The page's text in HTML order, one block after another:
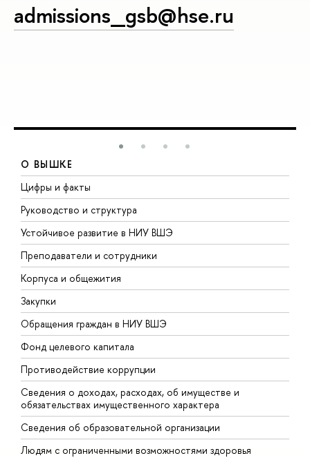
admissions_gsb@hse.ru
О ВЫШКЕ
Цифры и факты
Руководство и структура
Устойчивое развитие в НИУ ВШЭ
Преподаватели и сотрудники
Корпуса и общежития
Закупки
Обращения граждан в НИУ ВШЭ
Фонд целевого капитала
Противодействие коррупции
Сведения о доходах, расходах, об имуществе и
обязательствах имущественного характера
Сведения об образовательной организации
Людям с ограниченными возможностями здоровья